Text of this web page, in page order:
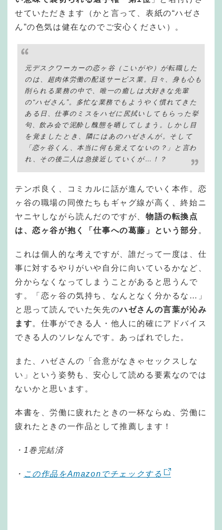
せていただきます（かと言って、表紙の“ハゼさ
ん”の色気は健在なのでご安心ください）。
元デスクワーカーの恋ヶ谷（こいがや）が転職した
のは、超肉体労働の配送サービス業。日々、身も心も
削られる業務の中で、唯一の癒しは大好きな先輩
の“ハゼさん”。多忙な業務でもようやく慣れてきた
ある日、仕事のミスをハゼに尻拭いしてもらった挙
句、飲み会で泥酔し醜態を晒してしまう。しかし目
を覚ましたとき、隣にはあのハゼさんが。そして
「恋ヶ谷くん、本当に何も覚えてないの？」と言わ
れ、その後二人は急接近していくが…！？
テンポ良く、コミカルに話が進んでいく本作。恋
ヶ谷の職場の同僚たちもギャグ線が高く、終始ニ
ヤニヤしながら読んだのですが、 物語の転換点
は、恋ヶ谷が抱く「仕事への葛藤」という部分。
これは個人的な考えですが、誰だって一度は、仕
事に対するやりがいや自分に向いているかなど、
分からなくなってしまうことがあると思うんで
す。「恋ヶ谷の気持ち、なんとなく分かるな…」
と思って読んでいた矢先のハゼさんの言葉が沁み
ます。仕事ができる人・他人に的確にアドバイス
できる人のソレなんです。あっぱれでした。
また、ハゼさんの「合意がなきゃセックスしな
い」という姿勢も、安心して読める要素なのでは
ないかと思います。
本書を、労働に疲れたときの一杯ならぬ、労働に
疲れたときの一作品として推薦します！
・1巻完結済
・ この作品をAmazonでチェックする